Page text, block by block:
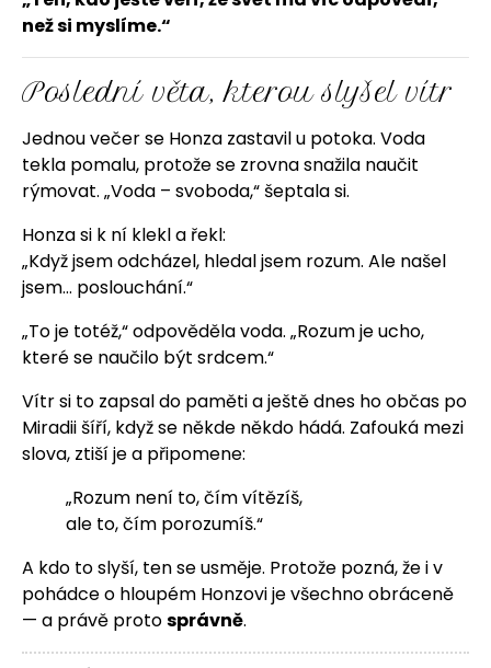
než si myslíme.“
Poslední věta, kterou slyšel vítr
Jednou večer se Honza zastavil u potoka. Voda
tekla pomalu, protože se zrovna snažila naučit
rýmovat. „Voda – svoboda,“ šeptala si.
Honza si k ní klekl a řekl:
„Když jsem odcházel, hledal jsem rozum. Ale našel
jsem… poslouchání.“
„To je totéž,“ odpověděla voda. „Rozum je ucho,
které se naučilo být srdcem.“
Vítr si to zapsal do paměti a ještě dnes ho občas po
Miradii šíří, když se někde někdo hádá. Zafouká mezi
slova, ztiší je a připomene:
„Rozum není to, čím vítězíš,
ale to, čím porozumíš.“
A kdo to slyší, ten se usměje. Protože pozná, že i v
pohádce o hloupém Honzovi je všechno obráceně
— a právě protosprávně.